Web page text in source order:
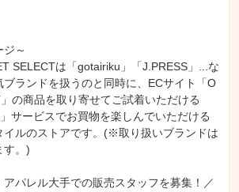
分析
第一種運転免許
免許（AT限定）
日商簿記 3級
Outlook
Excel SUMIF関数
Spreadsheet
Excel ピボットテーブル
Microsoft Word
Microsoft Teams
Excel グラフ
ジ～
SELECTは「gotairiku」「J.PRESS」...な
ブランドを扱うのと同時に、ECサイト「O
の商品を取り寄せてご試着いただける
サービスでお買物を楽しんでいただける
イルのストアです。(※取り扱いブランドは
す。)
アパレル大手での販売スタッフを募集！／